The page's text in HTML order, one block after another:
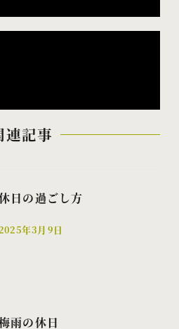
連記事
日の過ごし方
稿日
年3月9日
雨の休日